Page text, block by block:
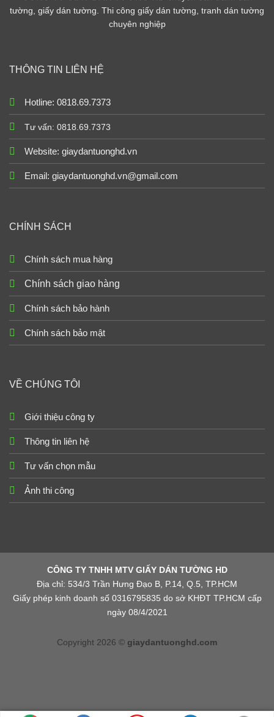
tường, giấy dán tường. Thi công giấy dán tường, tranh dán tường
chuyên nghiệp
THÔNG TIN LIÊN HỆ
Hotline: 0818.69.7373
Tư vấn: 0818.69.7373
Website: giaydantuonghd.vn
Email: giaydantuonghd.vn@gmail.com
CHÍNH SÁCH
Chính sách mua hàng
Chính sách giao hàng
Chính sách bảo hành
Chính sách bảo mật
VỀ CHÚNG TÔI
Giới thiệu công ty
Thông tin liên hệ
Tư vấn chọn mẫu
Ảnh thi công
CÔNG TY TNHH MTV GIẤY DÁN TƯỜNG HD
Địa chỉ: 534/3 Trần Hưng Đạo B, P.14, Q.5, TP.HCM
Giấy phép kinh doanh số 0316795835 do sở KHĐT TP.HCM cấp
ngày 08/4/2021
Copyright 2026 © giaydantuonghd.com